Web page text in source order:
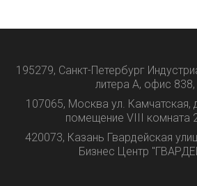
195279, Санкт-Петербург
литера А, офис
107065, Москва ул. Камчатская,
помещение VIII комната
420073, Казань Гвардейская
Бизнес Центр